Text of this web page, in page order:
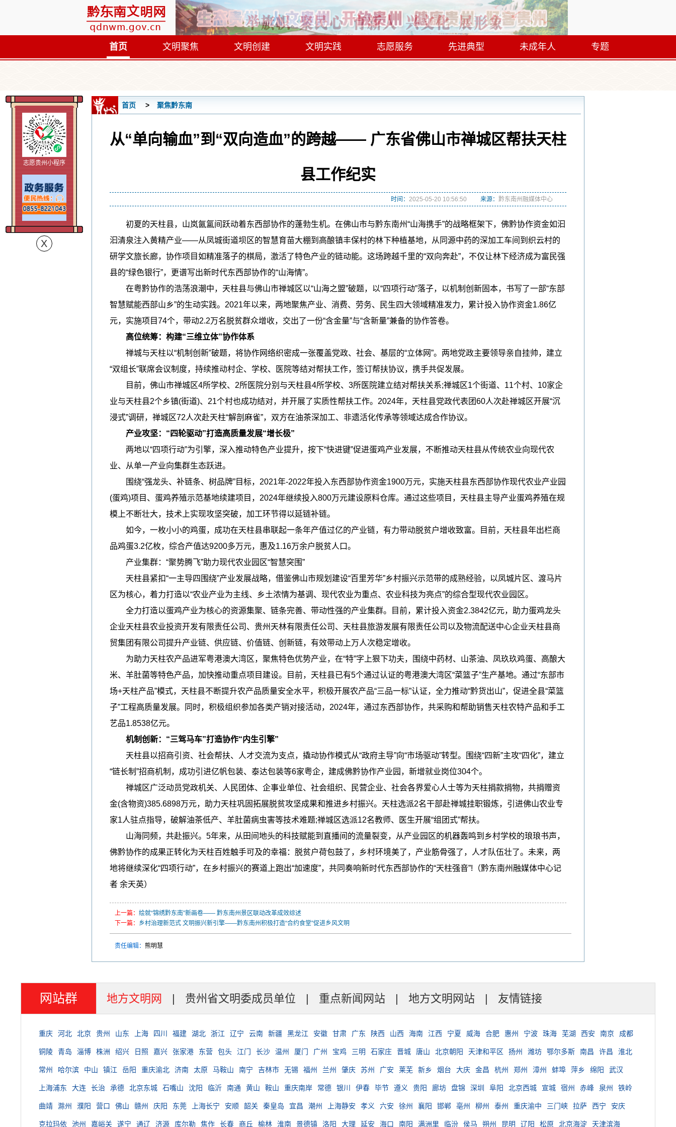
首页 文明聚焦 文明创建 文明实践 志愿服务 先进典型 未成年人 专题
首页 聚焦黔东南
从“单向输血”到“双向造血”的跨越—— 广东省佛山市禅城区帮扶天柱
县工作纪实
时间： 2025-05-20 10:56:50 来源： 黔东南州融媒体中心
初夏的天柱县，山岚氤氲间跃动着东西部协作的蓬勃生机。在佛山市与黔东南州“山海携手”的战略框架下，佛黔协作资金如汩
汩清泉注入黄精产业——从凤城街道坝区的智慧育苗大棚到高酿镇丰保村的林下种植基地，从同源中药的深加工车间到织云村的
研学文旅长廊，协作项目如精准落子的棋局，激活了特色产业的链动能。这场跨越千里的“双向奔赴”，不仅让林下经济成为富民强
县的“绿色银行”，更谱写出新时代东西部协作的“山海情”。
在粤黔协作的浩荡浪潮中，天柱县与佛山市禅城区以“山海之盟”破题，以“四项行动”落子，以机制创新固本，书写了一部“东部
智慧赋能西部山乡”的生动实践。2021年以来，两地聚焦产业、消费、劳务、民生四大领域精准发力，累计投入协作资金1.86亿
元，实施项目74个，带动2.2万名脱贫群众增收，交出了一份“含金量”与“含新量”兼备的协作答卷。
高位统筹：构建“三维立体”协作体系
禅城与天柱以“机制创新”破题，将协作网络织密成一张覆盖党政、社会、基层的“立体网”。两地党政主要领导亲自挂帅，建立
“双组长”联席会议制度，持续推动村企、学校、医院等结对帮扶工作，签订帮扶协议，携手共促发展。
目前，佛山市禅城区4所学校、2所医院分别与天柱县4所学校、3所医院建立结对帮扶关系;禅城区1个街道、11个村、10家企
业与天柱县2个乡镇(街道)、21个村也成功结对，并开展了实质性帮扶工作。2024年，天柱县党政代表团60人次赴禅城区开展“沉
浸式”调研，禅城区72人次赴天柱“解剖麻雀”，双方在油茶深加工、非遗活化传承等领域达成合作协议。
产业攻坚：“四轮驱动”打造高质量发展“增长极”
两地以“四项行动”为引擎，深入推动特色产业提升，按下“快进键”促进蛋鸡产业发展，不断推动天柱县从传统农业向现代农
业、从单一产业向集群生态跃进。
围绕“强龙头、补链条、树品牌”目标，2021年-2022年投入东西部协作资金1900万元，实施天柱县东西部协作现代农业产业园
(蛋鸡)项目、蛋鸡养殖示范基地续建项目，2024年继续投入800万元建设原料仓库。通过这些项目，天柱县主导产业蛋鸡养殖在规
模上不断壮大，技术上实现攻坚突破，加工环节得以延链补链。
如今，一枚小小的鸡蛋，成功在天柱县串联起一条年产值过亿的产业链，有力带动脱贫户增收致富。目前，天柱县年出栏商
品鸡蛋3.2亿枚，综合产值达9200多万元，惠及1.16万余户脱贫人口。
产业集群：“聚势腾飞”助力现代农业园区“智慧突围”
天柱县紧扣“一主导四围绕”产业发展战略，借鉴佛山市规划建设“百里芳华”乡村振兴示范带的成熟经验，以凤城片区、渡马片
区为核心，着力打造以“农业产业为主线、乡土浓情为基调、现代农业为重点、农业科技为亮点”的综合型现代农业园区。
全力打造以蛋鸡产业为核心的资源集聚、链条完善、带动性强的产业集群。目前，累计投入资金2.3842亿元，助力蛋鸡龙头
企业天柱县农业投资开发有限责任公司、贵州天林有限责任公司、天柱县旅游发展有限责任公司以及物流配送中心企业天柱县商
贸集团有限公司提升产业链、供应链、价值链、创新链，有效带动上万人次稳定增收。
为助力天柱农产品进军粤港澳大湾区，聚焦特色优势产业，在“特”字上狠下功夫，围绕中药材、山茶油、凤玖玖鸡蛋、高酿大
米、羊肚菌等特色产品，加快推动重点项目建设。目前，天柱县已有5个通过认证的粤港澳大湾区“菜篮子”生产基地。通过“东部市
场+天柱产品”模式，天柱县不断提升农产品质量安全水平，积极开展农产品“三品一标”认证，全力推动“黔货出山”，促进全县“菜篮
子”工程高质量发展。同时，积极组织参加各类产销对接活动，2024年，通过东西部协作，共采购和帮助销售天柱农特产品和手工
艺品1.8538亿元。
机制创新：“三驾马车”打造协作“内生引擎”
天柱县以招商引资、社会帮扶、人才交流为支点，撬动协作模式从“政府主导”向“市场驱动”转型。围绕“四新”主攻“四化”，建立
“链长制”招商机制，成功引进亿帆包装、泰达包装等6家粤企，建成佛黔协作产业园，新增就业岗位304个。
禅城区广泛动员党政机关、人民团体、企事业单位、社会组织、民营企业、社会各界爱心人士等为天柱捐款捐物，共捐赠资
金(含物资)385.6898万元，助力天柱巩固拓展脱贫攻坚成果和推进乡村振兴。天柱选派2名干部赴禅城挂职锻炼，引进佛山农业专
家1人驻点指导，破解油茶低产、羊肚菌病虫害等技术难题;禅城区选派12名教师、医生开展“组团式”帮扶。
山海同频，共赴振兴。5年来，从田间地头的科技赋能到直播间的流量裂变，从产业园区的机器轰鸣到乡村学校的琅琅书声，
佛黔协作的成果正转化为天柱百姓触手可及的幸福：脱贫户荷包鼓了，乡村环境美了，产业筋骨强了，人才队伍壮了。未来，两
地将继续深化“四项行动”，在乡村振兴的赛道上跑出“加速度”，共同奏响新时代东西部协作的“天柱强音”!（黔东南州融媒体中心记
者 余天英）
上一篇： 绘就“锦绣黔东南”新画卷—— 黔东南州景区联动改革成效综述
下一篇： 乡村治理新范式 文明振兴新引擎——黔东南州积极打造“合约食堂”促进乡风文明
责任编辑： 熊明慧
网站群 地方文明网 | 贵州省文明委成员单位 | 重点新闻网站 | 地方文明网站 | 友情链接
重庆 河北 北京 贵州 山东 上海 四川 福建 湖北 浙江 辽宁 云南 新疆 黑龙江 安徽 甘肃 广东 陕西 山西 海南 江西 宁夏 威海 合肥 惠州 宁波 珠海 芜湖 西安 南京 成都
铜陵 青岛 淄博 株洲 绍兴 日照 嘉兴 张家港 东营 包头 江门 长沙 温州 厦门 广州 宝鸡 三明 石家庄 晋城 唐山 北京朝阳 天津和平区 扬州 潍坊 鄂尔多斯 南昌 许昌 淮北
常州 哈尔滨 中山 镇江 岳阳 重庆渝北 济南 太原 马鞍山 南宁 吉林市 无锡 福州 兰州 肇庆 苏州 广安 莱芜 新乡 烟台 大庆 金昌 杭州 郑州 漳州 蚌埠 萍乡 绵阳 武汉
上海浦东 大连 长治 承德 北京东城 石嘴山 沈阳 临沂 南通 黄山 鞍山 重庆南岸 常德 银川 伊春 毕节 遵义 贵阳 廊坊 盘锦 深圳 阜阳 北京西城 宣城 宿州 赤峰 泉州 铁岭
曲靖 滁州 濮阳 营口 佛山 赣州 庆阳 东莞 上海长宁 安顺 韶关 秦皇岛 宜昌 潮州 上海静安 孝义 六安 徐州 襄阳 邯郸 亳州 柳州 泰州 重庆渝中 三门峡 拉萨 西宁 安庆
克拉玛依 池州 嘉峪关 遂宁 通辽 济源 库尔勒 焦作 长春 商丘 榆林 淮南 景德镇 洛阳 大理 延安 海口 南阳 满洲里 临汾 侯马 朔州 昆明 辽阳 松原 北京海淀 天津滨海
志愿贵州小程序